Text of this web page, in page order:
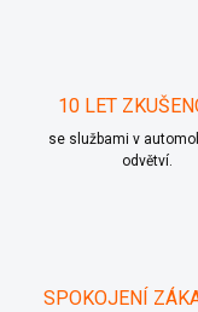
10 LET
se službami v
odvětví.
SPOKOJENÍ